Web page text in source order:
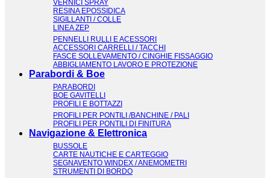
VERNICI SPRAY
RESINA EPOSSIDICA
SIGILLANTI / COLLE
LINEA ZEP
PENNELLI RULLI E ACESSORI
ACCESSORI CARRELLI / TACCHI
FASCE SOLLEVAMENTO / CINGHIE FISSAGGIO
ABBIGLIAMENTO LAVORO E PROTEZIONE
Parabordi & Boe
PARABORDI
BOE GAVITELLI
PROFILI E BOTTAZZI
PROFILI PER PONTILI /BANCHINE / PALI
PROFILI PER PONTILI DI FINITURA
Navigazione & Elettronica
BUSSOLE
CARTE NAUTICHE E CARTEGGIO
SEGNAVENTO WINDEX / ANEMOMETRI
STRUMENTI DI BORDO